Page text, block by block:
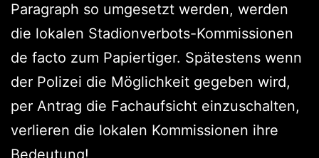
Paragraph so umgesetzt werden, werden
die lokalen Stadionverbots-Kommissionen
de facto zum Papiertiger. Spätestens wenn
der Polizei die Möglichkeit gegeben wird,
per Antrag die Fachaufsicht einzuschalten,
verlieren die lokalen Kommissionen ihre